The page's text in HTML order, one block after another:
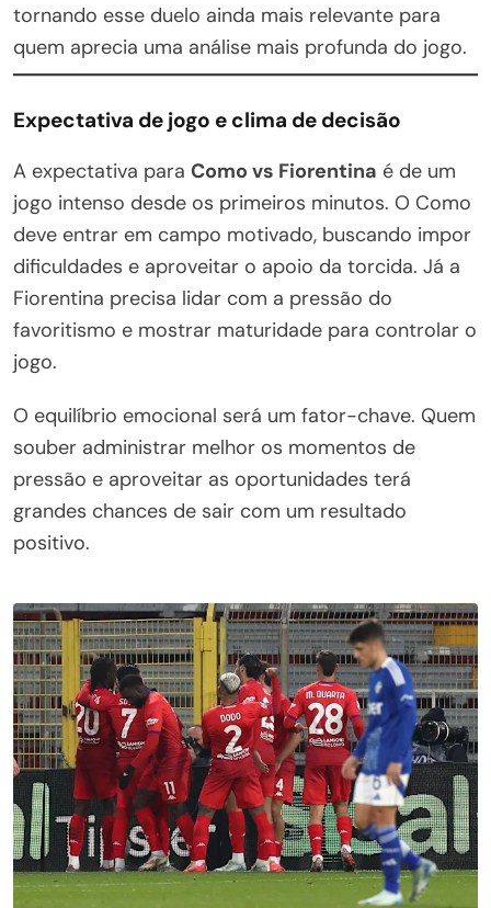
tornando esse duelo ainda mais relevante para
quem aprecia uma análise mais profunda do jogo.
Expectativa de jogo e clima de decisão
A expectativa para Como vs Fiorentina é de um
jogo intenso desde os primeiros minutos. O Como
deve entrar em campo motivado, buscando impor
dificuldades e aproveitar o apoio da torcida. Já a
Fiorentina precisa lidar com a pressão do
favoritismo e mostrar maturidade para controlar o
jogo.
O equilíbrio emocional será um fator-chave. Quem
souber administrar melhor os momentos de
pressão e aproveitar as oportunidades terá
grandes chances de sair com um resultado
positivo.